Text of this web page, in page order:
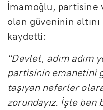
İmamoğlu, partisine
olan güveninin
kaydetti:
''Devlet, adım adım
partisinin emanetini
taşıyan neferler
zorundayız. İşte ben